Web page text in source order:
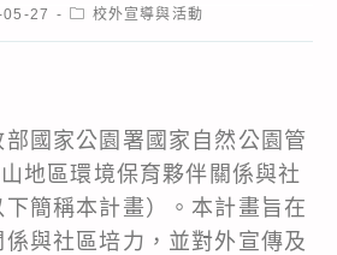
27
Post校外宣導與活動
國家公園署國家自然公園管
地區環境保育夥伴關係與社
簡稱本計畫）。本計畫旨在
與社區培力，並對外宣傳及